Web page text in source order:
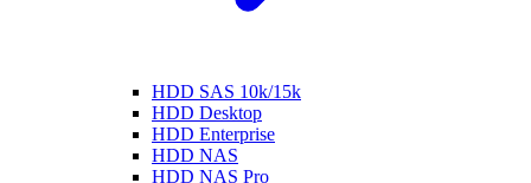
HDD SAS 10k/15k
HDD Desktop
HDD Enterprise
HDD NAS
HDD NAS Pro